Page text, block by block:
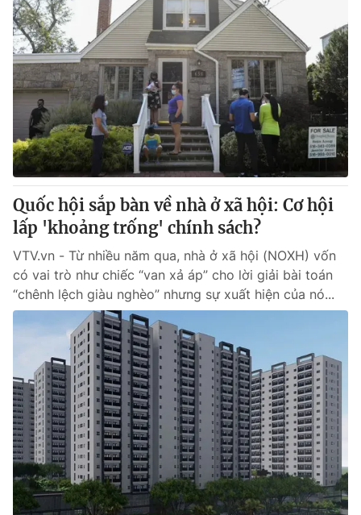
Quốc hội sắp bàn về nhà ở xã hội: Cơ hội
lấp 'khoảng trống' chính sách?
VTV.vn - Từ nhiều năm qua, nhà ở xã hội (NOXH) vốn
có vai trò như chiếc “van xả áp” cho lời giải bài toán
“chênh lệch giàu nghèo” nhưng sự xuất hiện của nó...